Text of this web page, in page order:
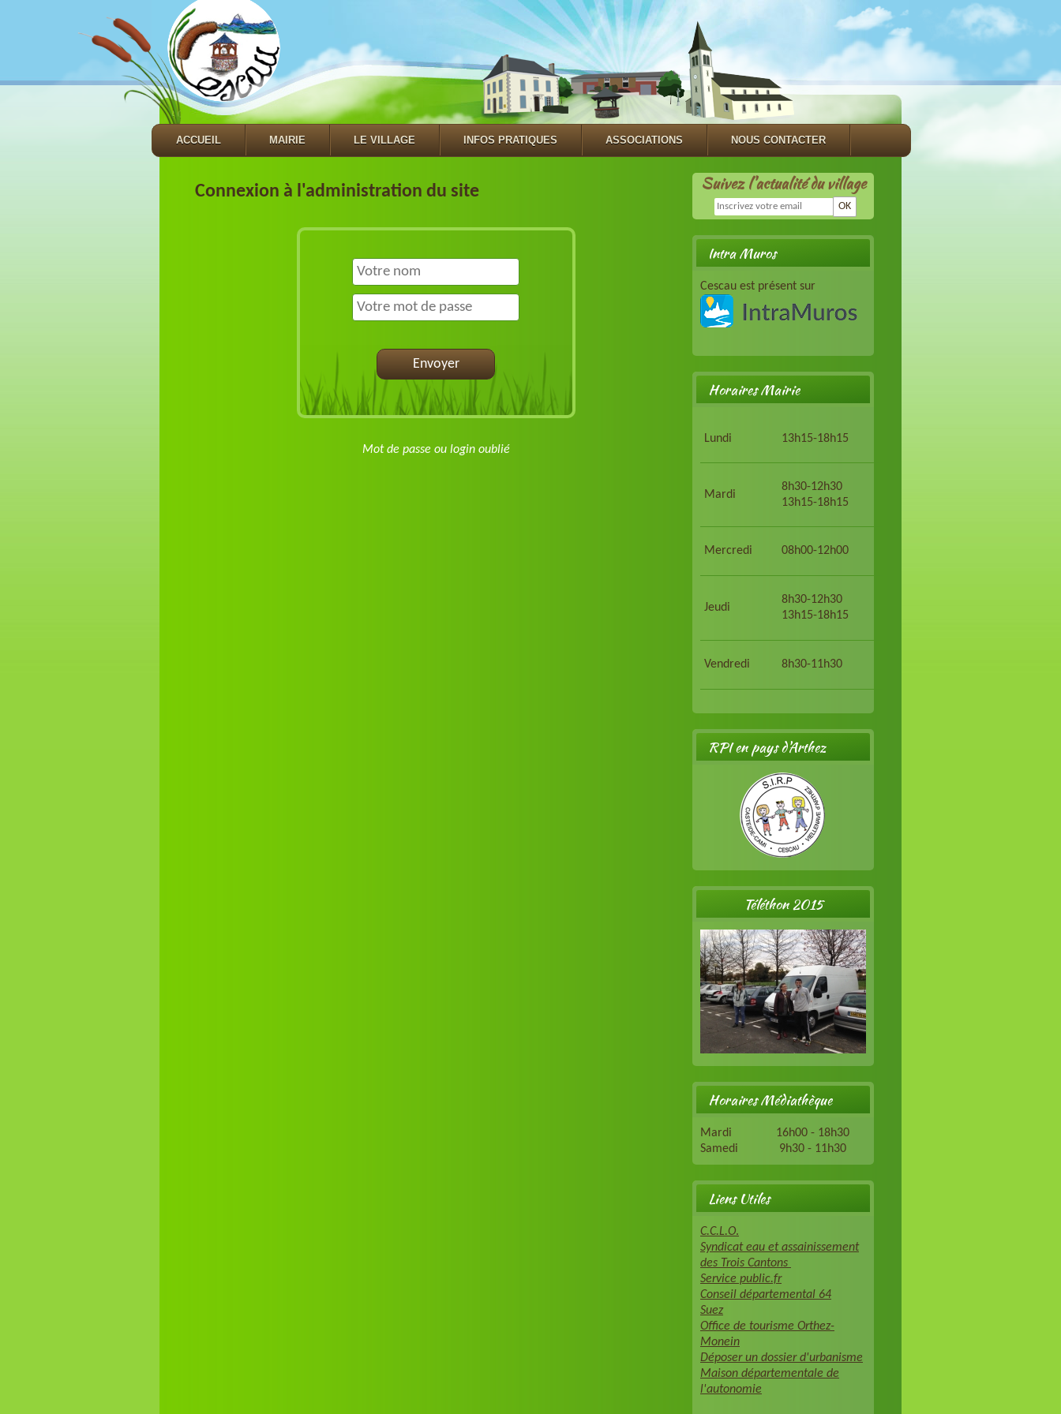
ACCUEIL MAIRIE LE VILLAGE INFOS PRATIQUES ASSOCIATIONS NOUS CONTACTER
Suivez l'actualité du village
OK
Intra Muros
Cescau est présent sur
Horaires Mairie
Lundi 13h15-18h15
Mardi
8h30-12h30
13h15-18h15
Mercredi 08h00-12h00
Jeudi
8h30-12h30
13h15-18h15
Vendredi 8h30-11h30
RPI en pays d'Arthez
Téléthon 2015
Horaires Médiathèque
Mardi 16h00 - 18h30
Samedi 9h30 - 11h30
Liens Utiles
C.C.L.O.
Syndicat eau et assainissement
des Trois Cantons
Service public.fr
Conseil départemental 64
Suez
Office de tourisme Orthez-
Monein
Déposer un dossier d'urbanisme
Maison départementale de
l'autonomie
Connexion à l'administration du site
Envoyer
Mot de passe ou login oublié